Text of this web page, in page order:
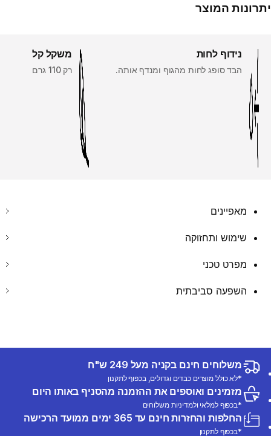
יתרונות המוצר
נידוף לחות
הבד סופג לחות מהגוף ומנדף אותה.
משקל קל
רק 110 גרם
מאפיינים
שימוש ותחזוקה
מפרט טכני
השפעה סביבתית
משלוחים חינם בקניה מעל 249 ש"ח
*לא כולל מוצרים כבדים וגדולים, בכפוף לתקנון
מזמינים ואוספים את ההזמנה מהסניף באותו היום
*בכפוף למלאי ולמדיניות משלוחים
החלפות והחזרות חינם עד 365 ימים ממועד הרכישה
*בכפוף לתקנון